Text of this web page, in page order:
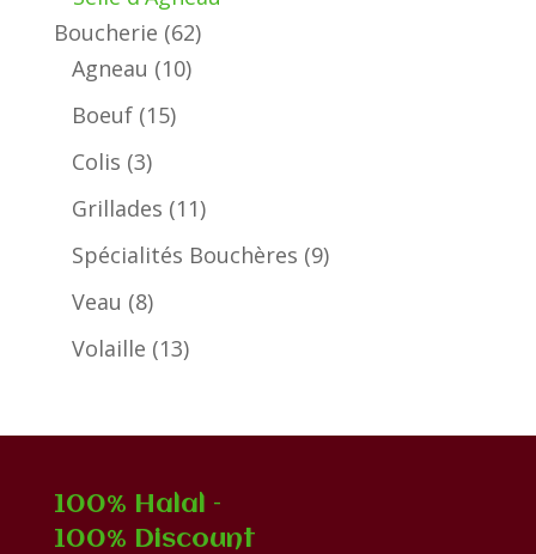
Boucherie 6262
Agneau 1010
Boeuf 1515
Colis 33
produits
Grillades 1111
produits
Spécialités Bouchères 99
Veau 88
produits
Volaille 1313
100% Halal –
100% Discount